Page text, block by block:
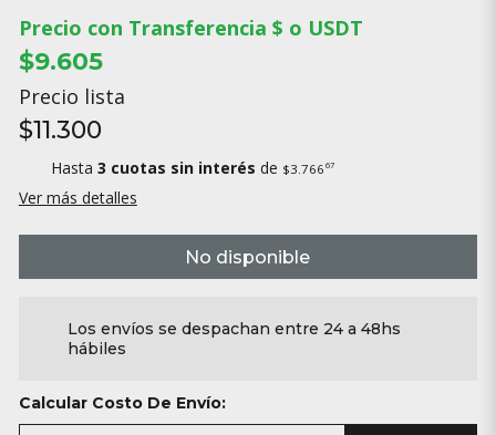
Precio con Transferencia $ o USDT
$9.605
Precio lista
$11.300
Hasta 3 cuotas sin interés de $3.766 67
Ver más detalles
No disponible
Los envíos se despachan entre 24 a 48hs
hábiles
Calcular Costo De Envío: